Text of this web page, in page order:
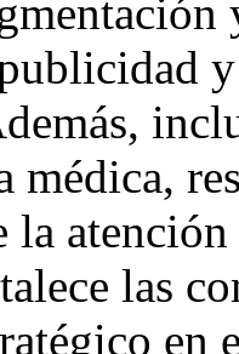
médica,
la
las
en